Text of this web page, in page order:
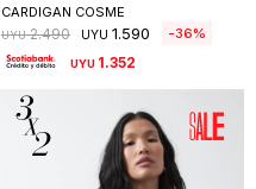
CARDIGAN COSME
UYU 2.490 UYU 1.590 36
UYU 1.352